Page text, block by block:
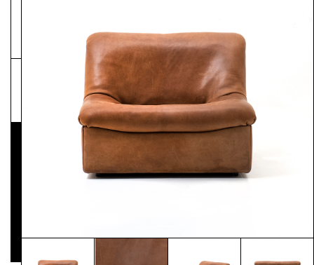
Pressematerial